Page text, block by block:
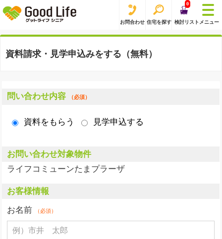
お問合わせ 住宅を探す
0
検討リスト メニュー
資料請求・見学申込みをする（無料）
問い合わせ内容 （必須）
資料をもらう 見学申込する
お問い合わせ対象物件
ライフコミューンたまプラーザ
お客様情報
お名前
（必須）